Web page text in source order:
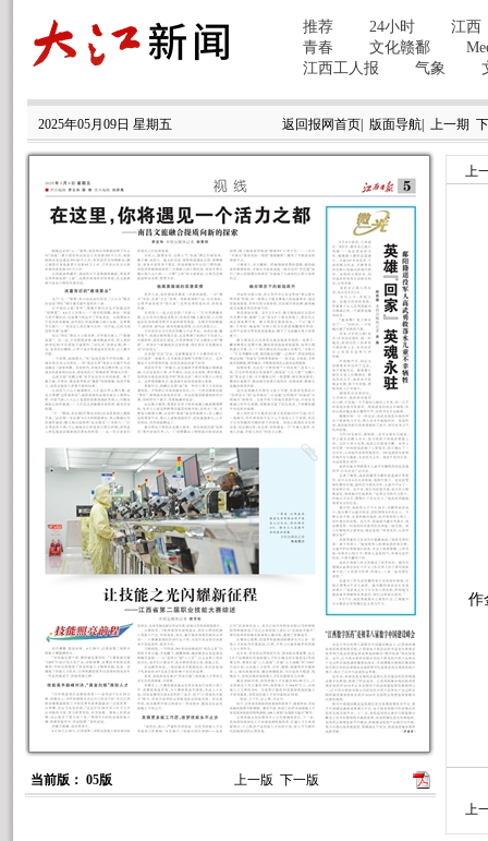
2025年05月09日 星期五 返回报网首页| 版面导航| 上一期
当前版： 05版 上一版 下一版
上
作
上